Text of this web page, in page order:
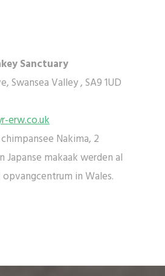
Sanctuary
Swansea Valley , SA9 1UD
erw.co.uk
Nakima, 2
Japanse makaak werden al
in Wales.